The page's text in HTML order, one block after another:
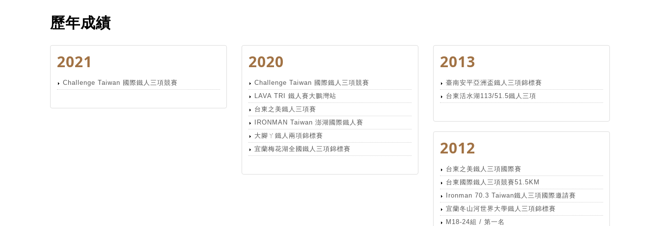
歷年成績
2021
Challenge Taiwan 國際鐵人三項競賽
2020
Challenge Taiwan 國際鐵人三項競賽
LAVA TRI 鐵人賽大鵬灣站
台東之美鐵人三項賽
IRONMAN Taiwan 澎湖國際鐵人賽
大腳ㄚ鐵人兩項錦標賽
宜蘭梅花湖全國鐵人三項錦標賽
2013
臺南安平亞洲盃鐵人三項錦標賽
台東活水湖113/51.5鐵人三項
2012
台東之美鐵人三項國際賽
台東國際鐵人三項競賽51.5KM
Ironman 70.3 Taiwan鐵人三項國際邀請賽
宜蘭冬山河世界大學鐵人三項錦標賽
M18-24組 / 第一名